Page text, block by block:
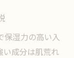
保湿力の高い入
い成分は肌荒れ